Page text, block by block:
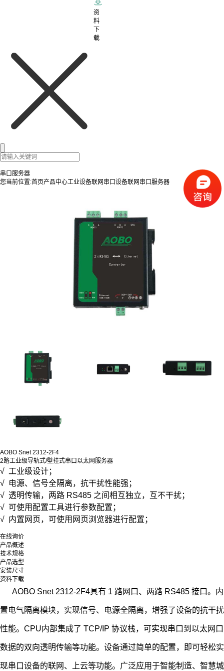
资
料
下
载
串口服务器
您当前位置:首页产品中心工业设备联网 串口设备联网 串口服务器
AOBO Snet 2312-2F4
2路工业级导轨式/壁挂式串口以太网服务器
√ 工业级设计；
√ 电源、信号全隔离，抗干扰性能强；
√ 透明传输，两路 RS485 之间相互独立，互不干扰；
√ 可使用配置工具进行参数配置；
√ 内置网页，可使用网页浏览器进行配置；
在线询价
产品概述
技术规格
产品选型
安装尺寸
资料下载
AOBO Snet 2312-2F4具有 1 路网口、两路 RS485 接口。内
置电气隔离模块，实现信号、电源全隔离，增强了设备的抗干扰
性能。CPU内部集成了 TCP/IP 协议栈，可实现串口到以太网口
数据的双向透明传输等功能。设备通过简单的配置，即可轻松实
现串口设备的联网、上云等功能。 广泛应用于智能制造、智慧城